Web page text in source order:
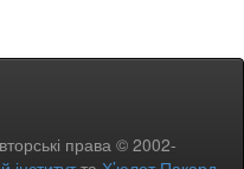
права © 2002-